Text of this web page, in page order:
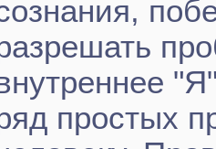
простых